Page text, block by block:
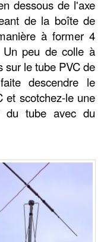
dessous de l'axe
de la boîte de
à former 4
peu de colle à
sur le tube PVC de
descendre le
et scotchez-le une
du tube avec du